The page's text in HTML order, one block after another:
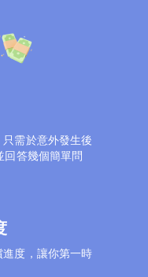
需於意外發生後
回答幾個簡單問
度，讓你第一時